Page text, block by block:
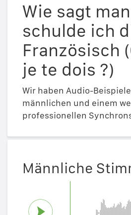
Wie sagt
schulde ich
Französisch
je te dois ?)
Wir haben Audio-
männlichen und einem
professionellen
Männliche